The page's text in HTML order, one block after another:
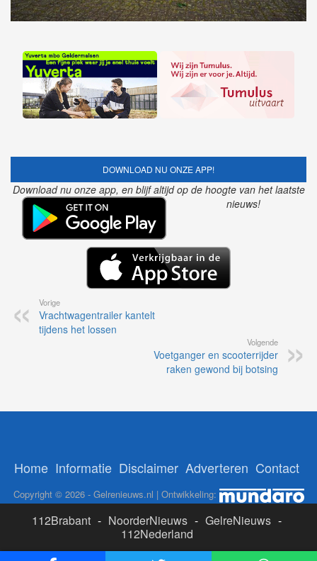
DOWNLOAD NU ONZE APP!
Download nu onze app, en blijf altijd op de hoogte van het laatste
nieuws!
Vorige
Vrachtwagentrailer kantelt
tijdens het lossen
Volgende
Voetganger en scooterrijder
raken gewond bij botsing
Home Informatie Disclaimer Adverteren Contact
Copyright © 2026 - Gelrenieuws.nl | Ontwikkeling:
112Brabant - NoorderNieuws - GelreNieuws -
112Nederland